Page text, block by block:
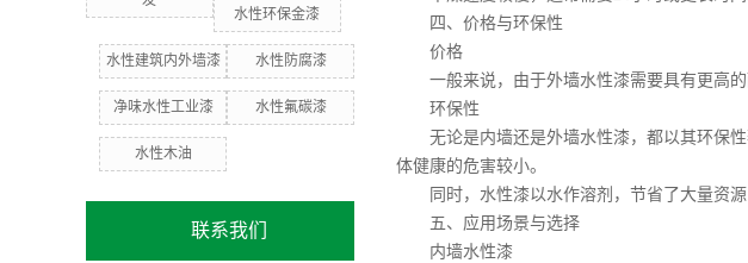
水性环保金漆
水性建筑内外墙漆 水性防腐漆
净味水性工业漆 水性氟碳漆
水性木油
联系我们
四、价格与环保性
价格
一般来说，由于外墙水性漆需要具有更高的
环保性
无论是内墙还是外墙水性漆，都以其环保性
体健康的危害较小。
同时，水性漆以水作溶剂，节省了大量资源
五、应用场景与选择
内墙水性漆